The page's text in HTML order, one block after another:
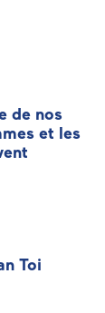
de nos
et les
Toi